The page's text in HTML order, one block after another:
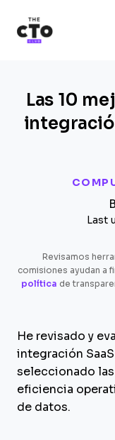
Las 10
Last
Revisamos
comisiones ayudan a
política de
He revisado y
integración
seleccionado
eficiencia
de datos.